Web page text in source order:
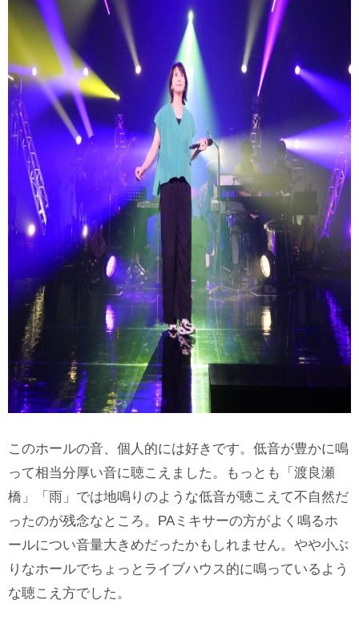
このホールの音、個人的には好きです。低音が豊かに鳴
って相当分厚い音に聴こえました。もっとも「渡良瀬
橋」「雨」では地鳴りのような低音が聴こえて不自然だ
ったのが残念なところ。PAミキサーの方がよく鳴るホ
ールについ音量大きめだったかもしれません。やや小ぶ
りなホールでちょっとライブハウス的に鳴っているよう
な聴こえ方でした。